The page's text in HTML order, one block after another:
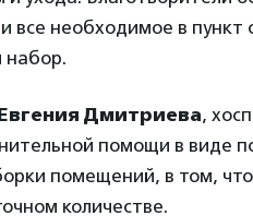
все необходимое в пункт
набор.
Дмитриева,
помощи в виде
помещений, в том, что
количестве.